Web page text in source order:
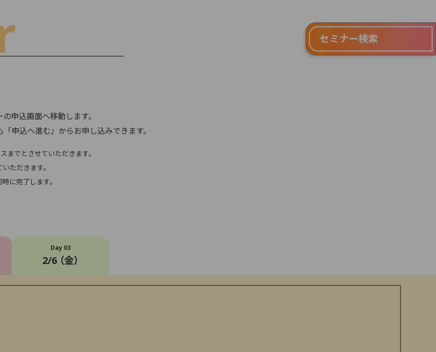
申込画面へ移動します。
申込へ進む」からお申し込みできます。
までとさせていただきます。
ただきます。
に完了します。
セミナー検索
Day 03
2/6 （金）